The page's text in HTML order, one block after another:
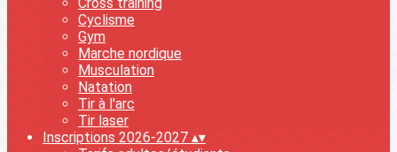
Cyclisme
Gym
Marche nordique
Musculation
Natation
Tir à l'arc
Tir laser
Inscriptions 2026-2027 ▴▾